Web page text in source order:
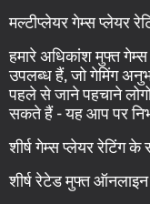
मल्टीप्लेयर गेम्स प्लेयर
हमारे अधिकांश मुफ्त
उपलब्ध हैं, जो गेमिंग
पहले से जाने पहचाने
सकते हैं - यह आप पर
शीर्ष गेम्स प्लेयर रेटिंग के
शीर्ष रेटेड मुफ्त